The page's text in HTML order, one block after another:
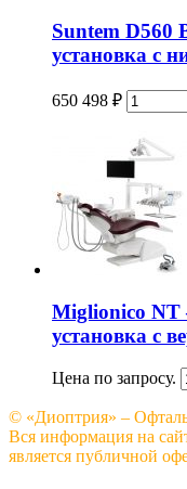
Suntem D560
установка с
650 498 ₽
Miglionico NT
установка с
Цена по запросу.
© «Диоптрия» –
Вся информация на
является публичной